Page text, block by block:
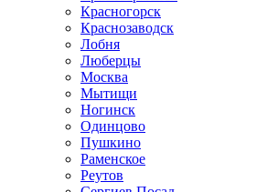
Красногорск
Краснозаводск
Лобня
Люберцы
Москва
Мытищи
Ногинск
Одинцово
Пушкино
Раменское
Реутов